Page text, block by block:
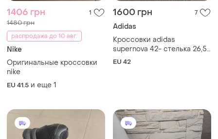
1406 грн 1
1480 грн
распродажа до 10 авг.
Nike
Оригинальные кроссовки
nike
EU 41.5 и еще 1
1600 грн 7
Adidas
Кроссовки adidas
supernova 42- стелька 26,5
см
EU 42